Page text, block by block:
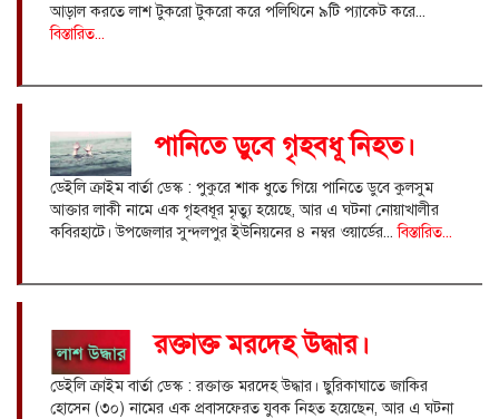
আড়াল করতে লাশ টুকরো টুকরো করে পলিথিনে ৯টি প্যাকেট করে...
বিস্তারিত...
পানিতে ডুবে গৃহবধূ নিহত।
ডেইলি ক্রাইম বার্তা ডেস্ক : পুকুরে শাক ধুতে গিয়ে পানিতে ডুবে কুলসুম
আক্তার লাকী নামে এক গৃহবধূর মৃত্যু হয়েছে, আর এ ঘটনা নোয়াখালীর
কবিরহাটে। উপজেলার সুন্দলপুর ইউনিয়নের ৪ নম্বর ওয়ার্ডের...বিস্তারিত...
রক্তাক্ত মরদেহ উদ্ধার।
ডেইলি ক্রাইম বার্তা ডেস্ক : রক্তাক্ত মরদেহ উদ্ধার। ছুরিকাঘাতে জাকির
হোসেন (৩০) নামের এক প্রবাসফেরত যুবক নিহত হয়েছেন, আর এ ঘটনা